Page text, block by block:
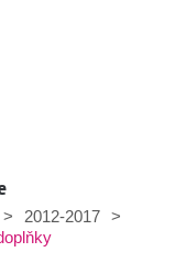
> 2012-2017
>